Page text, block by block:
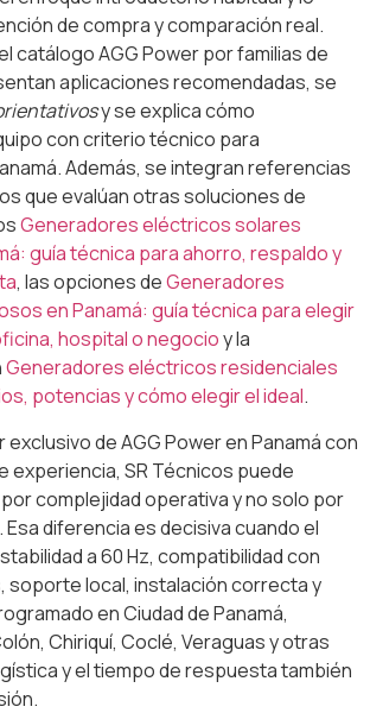
de compra y comparación real.
catálogo AGG Power por familias de
aplicaciones recomendadas, se
y se explica cómo
con criterio técnico para
Además, se integran referencias
que evalúan otras soluciones de
Generadores eléctricos solares
guía técnica para ahorro, respaldo y
, las opciones deGeneradores
en Panamá: guía técnica para elegir
hospital o negocioy la
Generadores eléctricos residenciales
potencias y cómo elegir el ideal.
de AGG Power en Panamá con
experiencia, SR Técnicos puede
complejidad operativa y no solo por
diferencia es decisiva cuando el
a 60 Hz, compatibilidad con
soporte local, instalación correcta y
en Ciudad de Panamá,
Chiriquí, Coclé, Veraguas y otras
y el tiempo de respuesta también